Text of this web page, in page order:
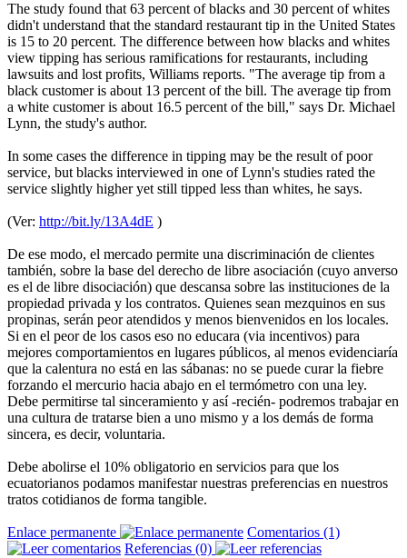
The study found that 63 percent of blacks and 30 percent of whites
didn't understand that the standard restaurant tip in the United States
is 15 to 20 percent. The difference between how blacks and whites
view tipping has serious ramifications for restaurants, including
lawsuits and lost profits, Williams reports. "The average tip from a
black customer is about 13 percent of the bill. The average tip from
a white customer is about 16.5 percent of the bill," says Dr. Michael
Lynn, the study's author.
In some cases the difference in tipping may be the result of poor
service, but blacks interviewed in one of Lynn's studies rated the
service slightly higher yet still tipped less than whites, he says.
(Ver: http://bit.ly/13A4dE )
De ese modo, el mercado permite una discriminación de clientes
también, sobre la base del derecho de libre asociación (cuyo anverso
es el de libre disociación) que descansa sobre las instituciones de la
propiedad privada y los contratos. Quienes sean mezquinos en sus
propinas, serán peor atendidos y menos bienvenidos en los locales.
Si en el peor de los casos eso no educara (via incentivos) para
mejores comportamientos en lugares públicos, al menos evidenciaría
que la calentura no está en las sábanas: no se puede curar la fiebre
forzando el mercurio hacia abajo en el termómetro con una ley.
Debe permitirse tal sinceramiento y así -recién- podremos trabajar en
una cultura de tratarse bien a uno mismo y a los demás de forma
sincera, es decir, voluntaria.
Debe abolirse el 10% obligatorio en servicios para que los
ecuatorianos podamos manifestar nuestras preferencias en nuestros
tratos cotidianos de forma tangible.
Enlace permanente
Comentarios (1)
Referencias (0)